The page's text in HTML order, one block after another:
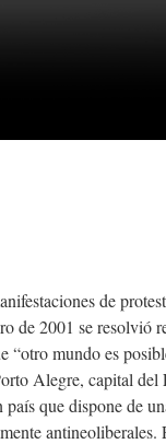
de
de 2001 se resolvió
“otro mundo es
Alegre, capital
que dispone de
antineoliberales.